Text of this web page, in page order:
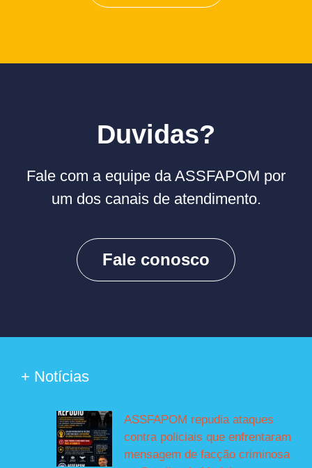
Duvidas?
Fale com a equipe da ASSFAPOM por
um dos canais de atendimento.
Fale conosco
+ Notícias
ASSFAPOM repudia ataques
contra policiais que enfrentaram
mensagem de facção criminosa